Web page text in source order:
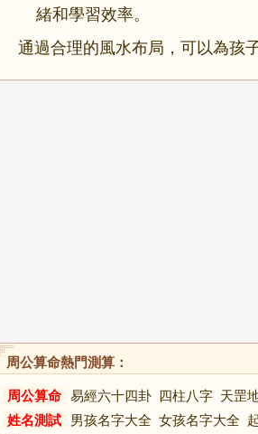
緒和學習效率。
通過合理的風水布局，可以為孩
周公算命熱門測算：
周公算命 易經六十四卦 四柱八字 天罡
姓名測試
男孩名字大全 女孩名字大全